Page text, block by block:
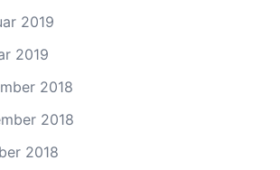
2019
2019
2018
2018
2018